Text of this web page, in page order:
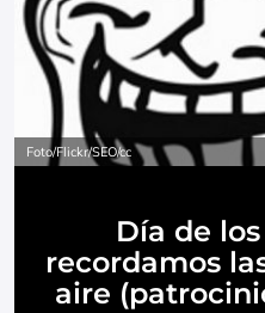
Foto/Flickr/SEO/cc
Día de
recordamos
aire